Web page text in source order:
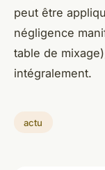
peut être
négligence
table de
intégralement.
actu